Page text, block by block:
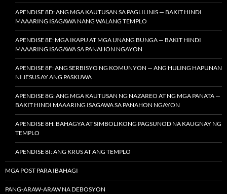
APENDISE 8D: ANG MGA KAUTUSAN SA PAGLILINIS — BAKIT HINDI
MAAARING ISAGAWA NANG WALANG TEMPLO
APENDISE 8E: MGA IKAPU AT MGA UNANG BUNGA — BAKIT HINDI
MAAARING ISAGAWA SA PANAHON NGAYON
APENDISE 8F: ANG SERBISYO NG KOMUNYON — ANG HULING HAPUNAN
NI JESUS AY ANG PASKUWA
APENDISE 8G: ANG MGA KAUTUSAN NG NAZAREO AT NG MGA PANATA —
BAKIT HINDI MAAARING ISAGAWA SA PANAHON NGAYON
APENDISE 8H: BAHAGYA AT SIMBOLIKONG PAGSUNOD NA KAUGNAY NG
TEMPLO
APENDISE 8I: ANG KRUS AT ANG TEMPLO
MGA POST PARA IBAHAGI
PANG-ARAW-ARAW NA DEBOSYON